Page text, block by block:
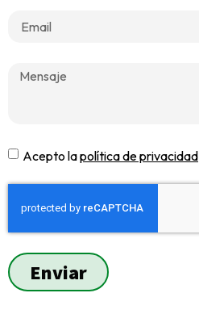
Acepto lapolítica de privacidad
Enviar